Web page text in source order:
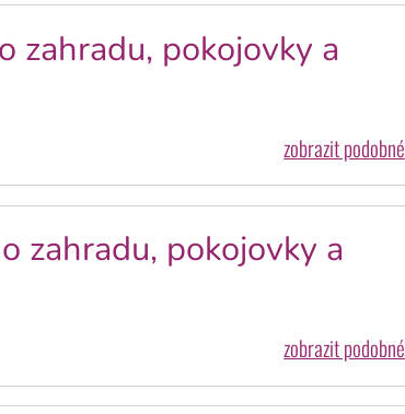
zahradu, pokojovky a
zobrazit podobné
zahradu, pokojovky a
zobrazit podobné